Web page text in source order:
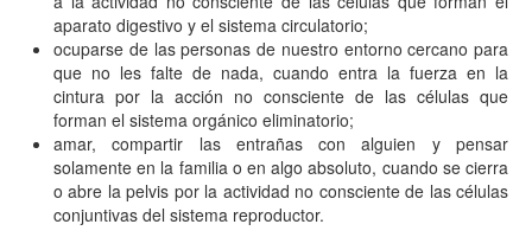
aparato digestivo y el sistema circulatorio;
ocuparse de las personas de nuestro entorno cercano para
que no les falte de nada, cuando entra la fuerza en la
cintura por la acción no consciente de las células que
forman el sistema orgánico eliminatorio;
amar, compartir las entrañas con alguien y pensar
solamente en la familia o en algo absoluto, cuando se cierra
o abre la pelvis por la actividad no consciente de las células
conjuntivas del sistema reproductor.